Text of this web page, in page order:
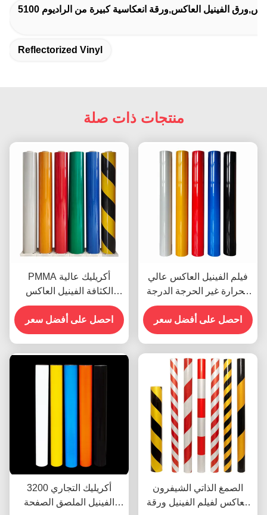
العاكس,ورق الفينيل العاكس,ورقة انعكاسية كبيرة من الراديوم
Reflectorized Vinyl
منتجات ذات صلة
PMMA أكريليك عالية
الكثافة الفينيل العاكس
لعلامات الشوارع
احصل على أفضل سعر
فيلم الفينيل العاكس عالي
الحرارة غير الحرجة الدرجة
الهندسية OEM
احصل على أفضل سعر
3200 أكريليك التجاري
الفينيل الملصق الصفحة
الصمغ الذاتي الشيفرون
العاكس لفيلم الفينيل ورقة